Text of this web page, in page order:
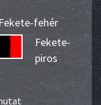
Fekete-fehér
Fekete-
piros